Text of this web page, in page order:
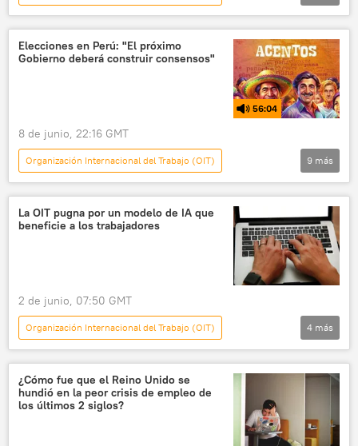
México
Organización para la Cooperación y el Desarrollo Económico (OCDE)
Economía
mercado laboral
Elecciones en Perú: "El próximo
Gobierno deberá construir consensos"
56:04
8 de junio, 22:16 GMT
Organización Internacional del Trabajo (OIT)
Acentos
política
seguridad
Keiko Fujimori
Alberto Fujimori
Perú
Ginebra
9 más
La OIT pugna por un modelo de IA que
beneficie a los trabajadores
2 de junio, 07:50 GMT
Organización Internacional del Trabajo (OIT)
Internacional
Ginebra
La Organización Internacional del Trabajo
Banco Central Europeo (BCE)
4 más
¿Cómo fue que el Reino Unido se
hundió en la peor crisis de empleo de
los últimos 2 siglos?